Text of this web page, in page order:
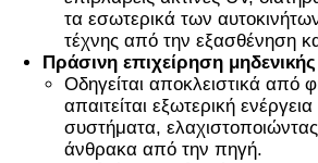
τα εσωτερικά των
τέχνης από την εξασθένηση
Πράσινη επιχείρηση μηδενικής
Οδηγείται αποκλειστικά από
απαιτείται εξωτερική
συστήματα,
άνθρακα από την πηγή.